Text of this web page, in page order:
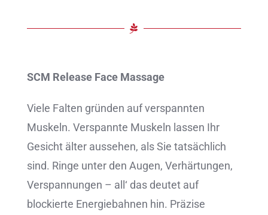
SCM Release Face Massage
Viele Falten gründen auf verspannten
Muskeln. Verspannte Muskeln lassen Ihr
Gesicht älter aussehen, als Sie tatsächlich
sind. Ringe unter den Augen, Verhärtungen,
Verspannungen – all‘ das deutet auf
blockierte Energiebahnen hin. Präzise